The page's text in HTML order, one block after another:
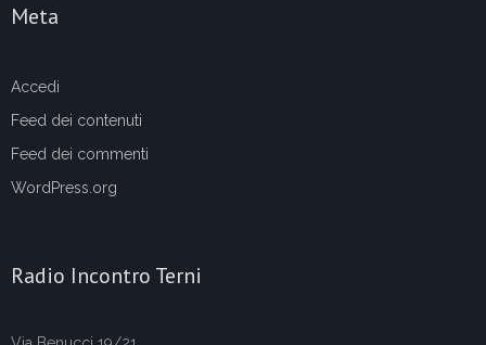
Meta
Accedi
Feed dei contenuti
Feed dei commenti
WordPress.org
Radio Incontro Terni